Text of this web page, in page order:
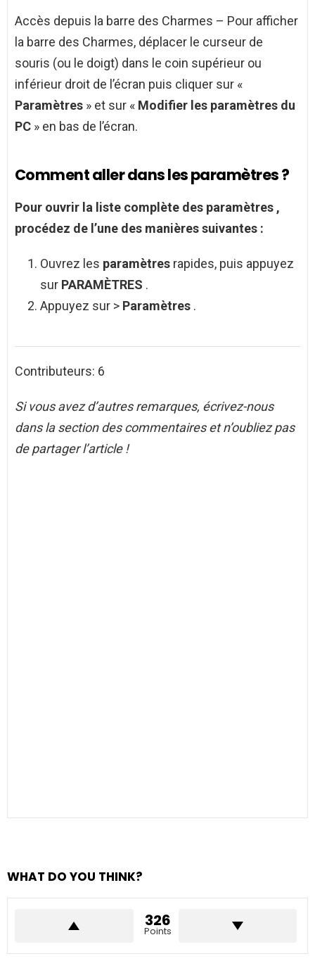
Accès depuis la barre des Charmes – Pour afficher
la barre des Charmes, déplacer le curseur de
souris (ou le doigt) dans le coin supérieur ou
inférieur droit de l’écran puis cliquer sur «
Paramètres » et sur « Modifier les paramètres du
PC » en bas de l’écran.
Comment aller dans les paramètres ?
Pour ouvrir la liste complète des paramètres ,
procédez de l’une des manières suivantes :
Ouvrez les paramètres rapides, puis appuyez
sur PARAMÈTRES .
Appuyez sur > Paramètres .
Contributeurs: 6
Si vous avez d’autres remarques, écrivez-nous
dans la section des commentaires et n’oubliez pas
de partager l’article !
WHAT DO YOU THINK?
326
Points